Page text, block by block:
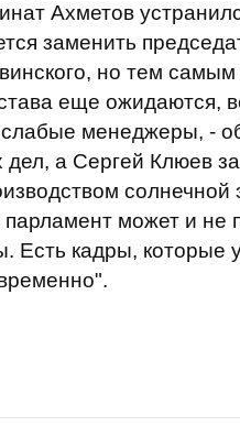
Ахметов
заменить
но тем самым
еще ожидаются,
слабые менеджеры, -
дел, а Сергей Клюев
может и не
Есть кадры, которые